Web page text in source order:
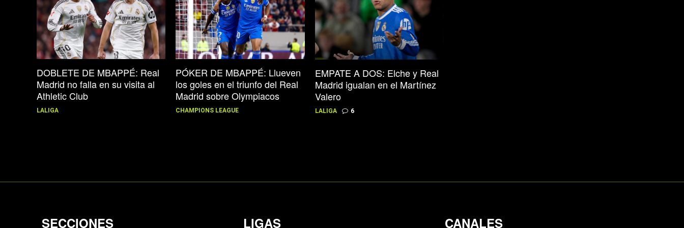
DOBLETE DE MBAPPÉ: Real
Madrid no falla en su visita al
Athletic Club
LALIGA
PÓKER DE MBAPPÉ: Llueven
los goles en el triunfo del Real
Madrid sobre Olympiacos
CHAMPIONS LEAGUE
EMPATE A DOS: Elche y Real
Madrid igualan en el Martínez
Valero
LALIGA 6
SECCIONES LIGAS CANALES